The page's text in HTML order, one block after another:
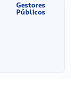
Gestores
Públicos